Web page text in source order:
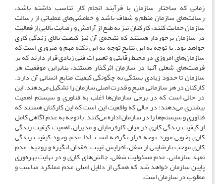
زمانی که ساختار سازمان با فرآیند انجام کار تناسب داشته باشد،
رسالت‌های سازمان منظم و شفاف باشد و خط‌مشی‌های عملیاتی از رسالت
سازمان حمایت کنند، کارکنان نیز به طبع از آرامش و رضایت بالایی از فعالیت
در سازمان برخوردار هستند که نتیجه‌ی آن نیز کیفیت بالای زندگی کاری
خواهد بود. با توجه به این نتایج توجه به این نکته مهم و ضروری است که
سازمان‌های امروزی در محیط رقابتی و تغییرات فنی زیادی قرار دارند که بر
فرصت‌های شغلی آنها در سازمان اثرگذار هستند، بنابراین موفقیت هر
سازمان تا حدود زیادی بستگی به چگونگی کیفیت منابع انسانی آن دارد.
کارکنان در هر سازمانی منبع و قدرت اصلی سازمان را تشکیل می‌دهند. این
در حالی است که در برخی سازمان‌ها اغلب به فناوری و سیستم اهمیت
بیشتری می‌دهند؛ در حالی که واقعیت این است که این کارکنان هستند که
فناوری و سیستم‌ها را در سازمان اداره می‌کنند. با توجه به عدم آگاهی کامل
از کیفیت زندگی کاری در میان کارفرمایان و مدیران، اهمیت کیفیت زندگی
کاری بخوبی مورد توجه قرار نگرفته است. لذا عدم وجود کیفیت زندگی
کاری موجب نارضایتی از شغل، افزایش غیبت، فقدان انگیزه و روحیه، عدم
تعهد سازمانی، عدم مسئولیت شغلی، چالش‌های کاری و در نهایت بهره‌وری
پایین سازمان خواهد شد که همگی از دلایل اصلی عدم عملکرد مناسب و
مطلوب در سازمان است.